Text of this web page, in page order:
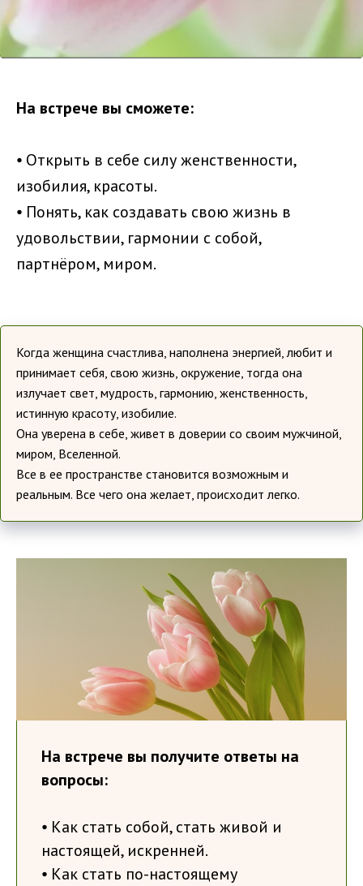
На встрече вы сможете:
⦁ Открыть в себе силу женственности,
изобилия, красоты.
⦁ Понять, как создавать свою жизнь в
удовольствии, гармонии с собой,
партнёром, миром.
Когда женщина счастлива, наполнена энергией, любит и
принимает себя, свою жизнь, окружение, тогда она
излучает свет, мудрость, гармонию, женственность,
истинную красоту, изобилие.
Она уверена в себе, живет в доверии со своим мужчиной,
миром, Вселенной.
Все в ее пространстве становится возможным и
реальным. Все чего она желает, происходит легко.
На встрече вы получите ответы на
вопросы:
⦁ Как стать собой, стать живой и
настоящей, искренней.
⦁ Как стать по-настоящему